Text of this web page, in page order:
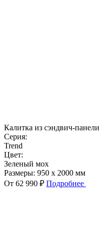
Калитка из сэндвич-панели
Серия:
Trend
Цвет:
Зеленый мох
Размеры: 950 x 2000 мм
От 62 990 ₽ Подробнее